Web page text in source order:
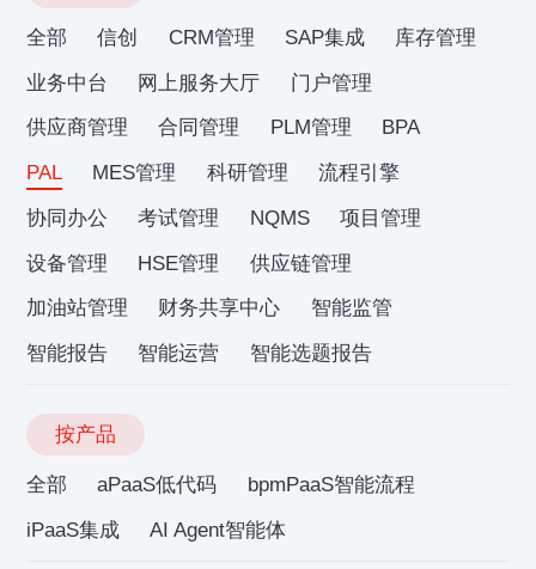
全部 信创 CRM管理 SAP集成
库存管理
业务中台
网上服务大厅
门户管理
供应商管理
合同管理 PLM管理
BPA
PAL
MES管理 科研管理
流程引擎
协同办公
考试管理 NQMS
项目管理
设备管理
HSE管理
供应链管理
加油站管理
财务共享中心
智能监管
智能报告
智能运营 智能选题报告
按产品
全部 aPaaS低代码
bpmPaaS智能流程
iPaaS集成
AI Agent智能体